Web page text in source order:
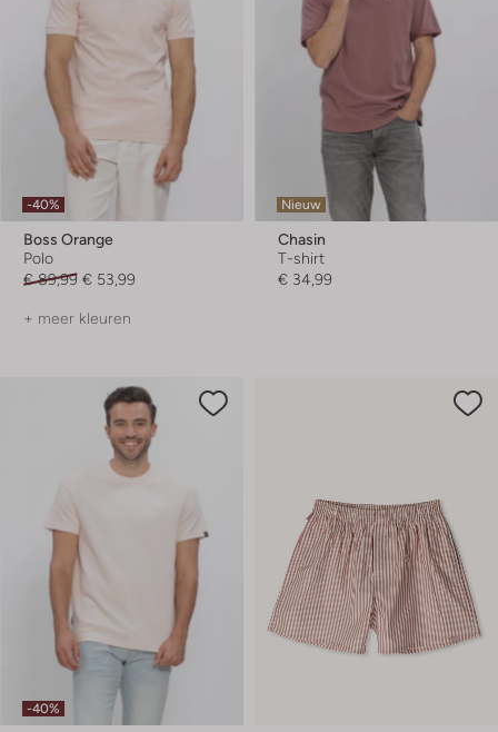
-40%
Boss Orange
Polo
€ 89,99 € 53,99
+ meer kleuren
Nieuw
Chasin
T-shirt
€ 34,99
-40%